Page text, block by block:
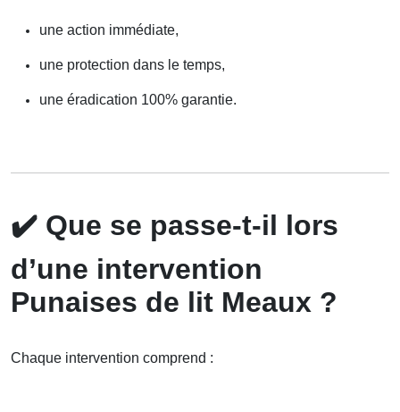
une action immédiate,
une protection dans le temps,
une éradication 100% garantie.
✔️ Que se passe-t-il lors
d’une intervention
Punaises de lit Meaux ?
Chaque intervention comprend :